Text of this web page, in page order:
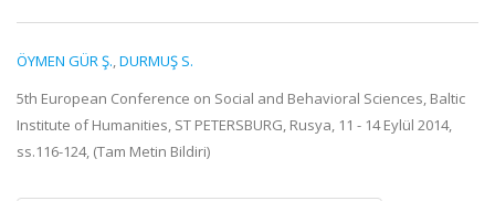
ÖYMEN GÜR Ş.,DURMUŞ S.
5th European Conference on Social and Behavioral Sciences, Baltic
Institute of Humanities, ST PETERSBURG, Rusya, 11 - 14 Eylül 2014,
ss.116-124, (Tam Metin Bildiri)